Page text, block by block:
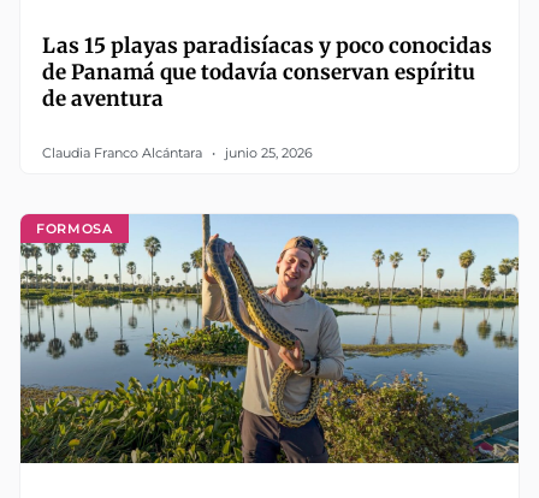
Las 15 playas paradisíacas y poco conocidas
de Panamá que todavía conservan espíritu
de aventura
Claudia Franco Alcántara junio 25, 2026
FORMOSA